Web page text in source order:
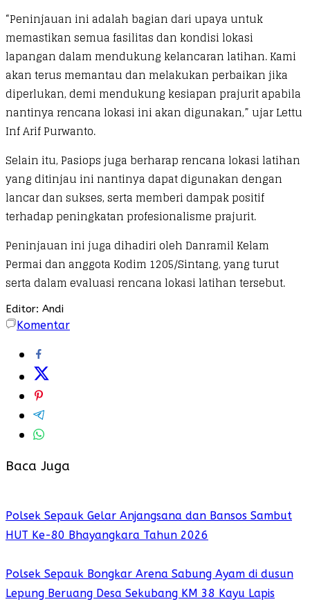
“Peninjauan ini adalah bagian dari upaya untuk
memastikan semua fasilitas dan kondisi lokasi
lapangan dalam mendukung kelancaran latihan. Kami
akan terus memantau dan melakukan perbaikan jika
diperlukan, demi mendukung kesiapan prajurit apabila
nantinya rencana lokasi ini akan digunakan,” ujar Lettu
Inf Arif Purwanto.
Selain itu, Pasiops juga berharap rencana lokasi latihan
yang ditinjau ini nantinya dapat digunakan dengan
lancar dan sukses, serta memberi dampak positif
terhadap peningkatan profesionalisme prajurit.
Peninjauan ini juga dihadiri oleh Danramil Kelam
Permai dan anggota Kodim 1205/Sintang, yang turut
serta dalam evaluasi rencana lokasi latihan tersebut.
Editor: Andi
Komentar
Baca Juga
Polsek Sepauk Gelar Anjangsana dan Bansos Sambut
HUT Ke-80 Bhayangkara Tahun 2026
Polsek Sepauk Bongkar Arena Sabung Ayam di dusun
Lepung Beruang Desa Sekubang KM 38 Kayu Lapis